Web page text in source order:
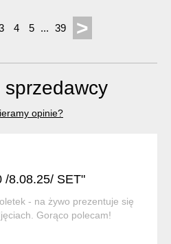
4 5 ... 39 >
opinie?
/8.08.25/ SET"
- na żywo prezentuje się
Gorąco polecam!